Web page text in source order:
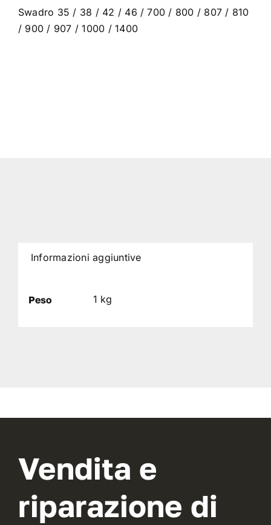
Swadro 35 / 38 / 42 / 46 / 700 / 800 / 807 / 810
/ 900 / 907 / 1000 / 1400
Informazioni aggiuntive
Peso 1 kg
Vendita e
riparazione di